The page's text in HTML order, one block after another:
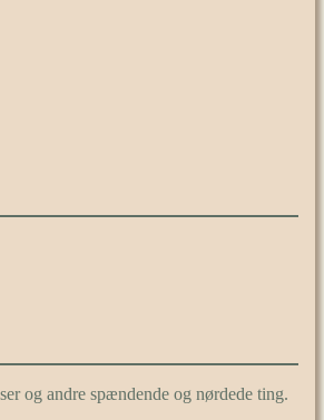
og andre spændende og nørdede ting.